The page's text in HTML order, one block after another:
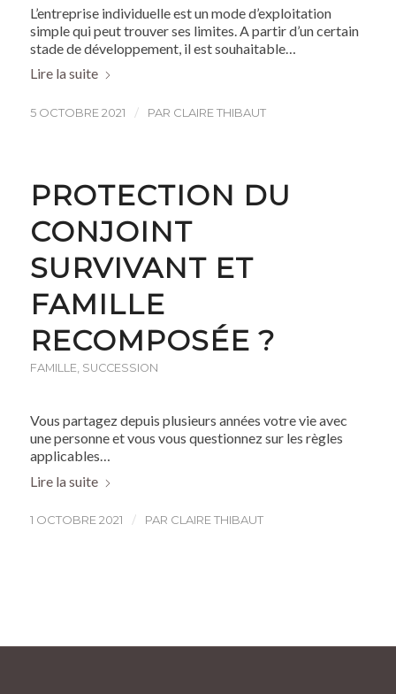
L’entreprise individuelle est un mode d’exploitation
simple qui peut trouver ses limites. A partir d’un certain
stade de développement, il est souhaitable…
Lire la suite
5 OCTOBRE 2021 / PAR CLAIRE THIBAUT
PROTECTION DU
CONJOINT
SURVIVANT ET
FAMILLE
RECOMPOSÉE ?
FAMILLE, SUCCESSION
Vous partagez depuis plusieurs années votre vie avec
une personne et vous vous questionnez sur les règles
applicables…
Lire la suite
1 OCTOBRE 2021 / PAR CLAIRE THIBAUT